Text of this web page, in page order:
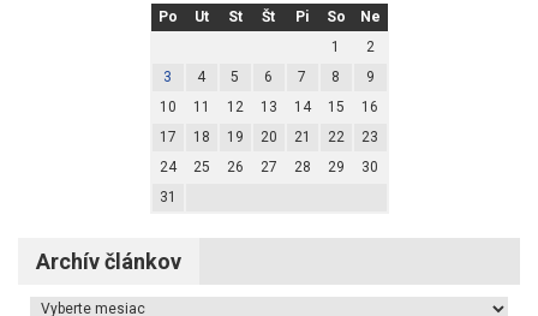
Po
Ut St Št Pi So
Ne
1
2
3
4 5 6 7 8
9
10
11 12 13 14 15
16
17
18 19 20 21 22
23
24
25 26 27 28 29
30
31
Archív článkov
Archív článkov